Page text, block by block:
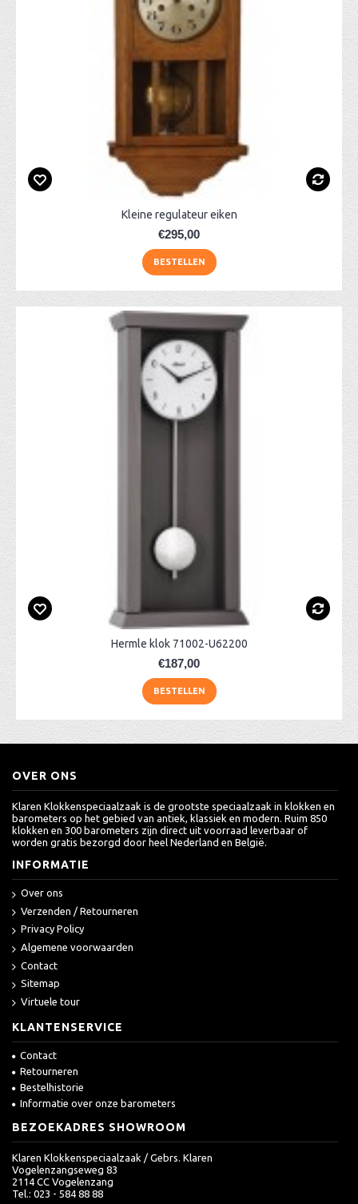
Kleine regulateur eiken
€295,00
BESTELLEN
Hermle klok 71002-U62200
€187,00
BESTELLEN
OVER ONS
Klaren Klokkenspeciaalzaak is de grootste speciaalzaak in klokken en
barometers op het gebied van antiek, klassiek en modern. Ruim 850
klokken en 300 barometers zijn direct uit voorraad leverbaar of
worden gratis bezorgd door heel Nederland en België.
INFORMATIE
Over ons
Verzenden / Retourneren
Privacy Policy
Algemene voorwaarden
Contact
Sitemap
Virtuele tour
KLANTENSERVICE
Contact
Retourneren
Bestelhistorie
Informatie over onze barometers
BEZOEKADRES SHOWROOM
Klaren Klokkenspeciaalzaak / Gebrs. Klaren
Vogelenzangseweg 83
2114 CC Vogelenzang
Tel.: 023 - 584 88 88